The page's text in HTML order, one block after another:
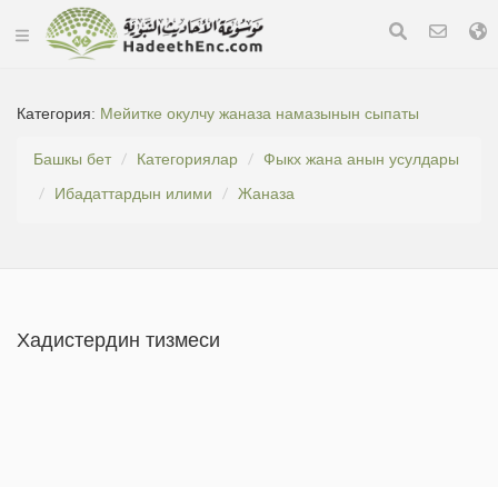
Категория: Мейитке окулчу жаназа намазынын сыпаты
Башкы бет
Категориялар
Фыкх жана анын усулдары
Ибадаттардын илими
Жаназа
Хадистердин тизмеси